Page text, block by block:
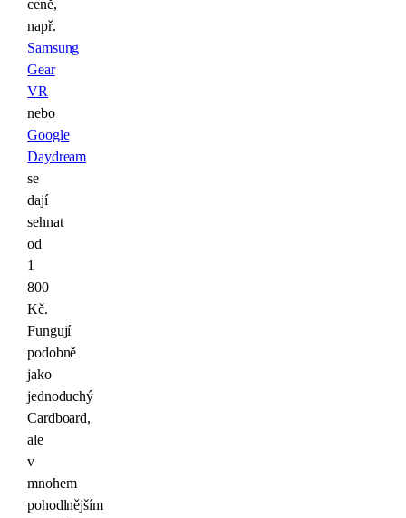
ceně,
např.
Samsung
Gear
VR
nebo
Google
Daydream
se
dají
sehnat
od
1
800
Kč.
Fungují
podobně
jako
jednoduchý
Cardboard,
ale
v
mnohem
pohodlnějším